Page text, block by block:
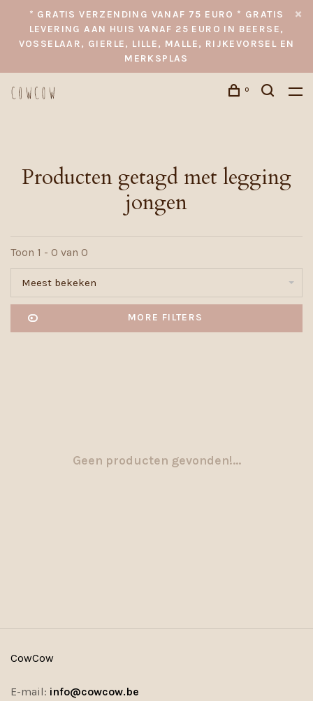
* GRATIS VERZENDING VANAF 75 EURO * GRATIS
LEVERING AAN HUIS VANAF 25 EURO IN BEERSE,
VOSSELAAR, GIERLE, LILLE, MALLE, RIJKEVORSEL EN
MERKSPLAS
0
Producten getagd met legging
jongen
Toon 1 - 0 van 0
Meest bekeken
MORE FILTERS
Geen producten gevonden!...
CowCow
E-mail: info@cowcow.be